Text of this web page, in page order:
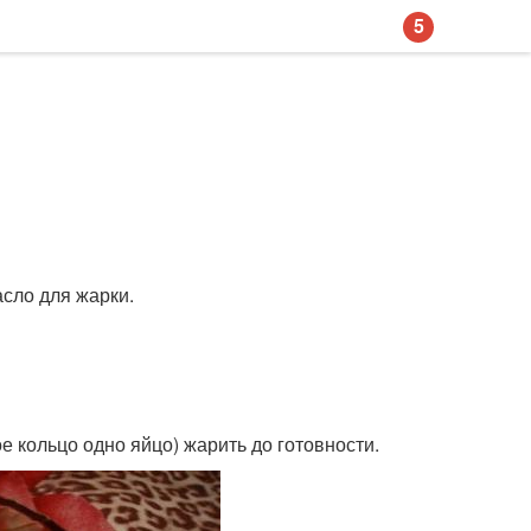
для жарки.
кольцо одно яйцо) жарить до готовности.
5